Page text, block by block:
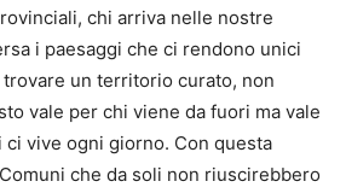
chi arriva nelle nostre
i paesaggi che ci rendono unici
un territorio curato, non
vale per chi viene da fuori ma vale
vive ogni giorno. Con questa
che da soli non riuscirebbero